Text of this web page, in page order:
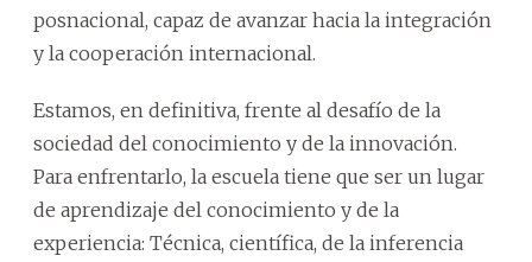
posnacional, capaz de avanzar hacia la integración
y la cooperación internacional.
Estamos, en definitiva, frente al desafío de la
sociedad del conocimiento y de la innovación.
Para enfrentarlo, la escuela tiene que ser un lugar
de aprendizaje del conocimiento y de la
experiencia: Técnica, científica, de la inferencia